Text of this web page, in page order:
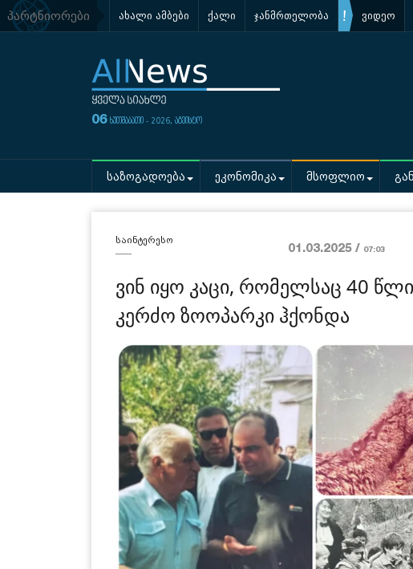
პარტნიორები ახალი ამბები ქალი ჯანმრთელობა ვიდეო
06 ხუთშაბათი - 2026, აგვისტო
საზოგადოება ეკონომიკა მსოფლიო
საინტერესო
01.03.2025 / 07:03
ვინ იყო კაცი, რომელსაც 40
კერძო ზოოპარკი ჰქონდა